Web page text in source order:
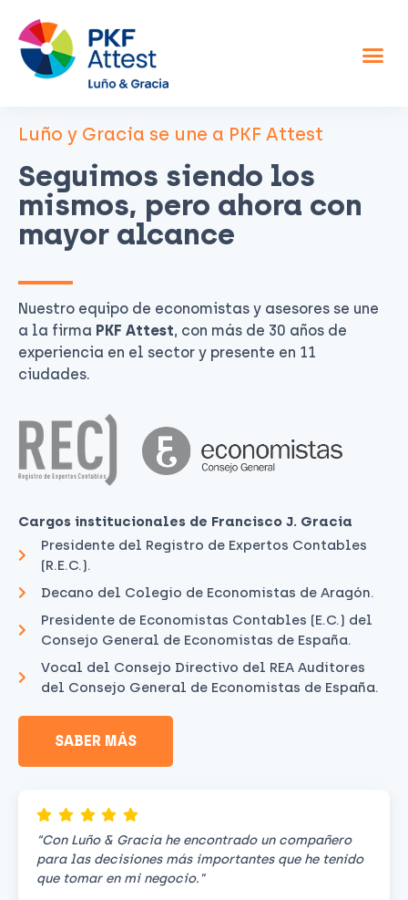
Luño y Gracia se une a PKF Attest
Seguimos siendo los
mismos, pero ahora con
mayor alcance
Nuestro equipo de economistas y asesores se une
a la firma PKF Attest, con más de 30 años de
experiencia en el sector y presente en 11
ciudades.
Cargos institucionales de Francisco J. Gracia
Presidente del Registro de Expertos Contables
(R.E.C.).
Decano del Colegio de Economistas de Aragón.
Presidente de Economistas Contables (E.C.) del
Consejo General de Economistas de España.
Vocal del Consejo Directivo del REA Auditores
del Consejo General de Economistas de España.
SABER MÁS
“Con Luño & Gracia he encontrado un compañero
para las decisiones más importantes que he tenido
que tomar en mi negocio.”